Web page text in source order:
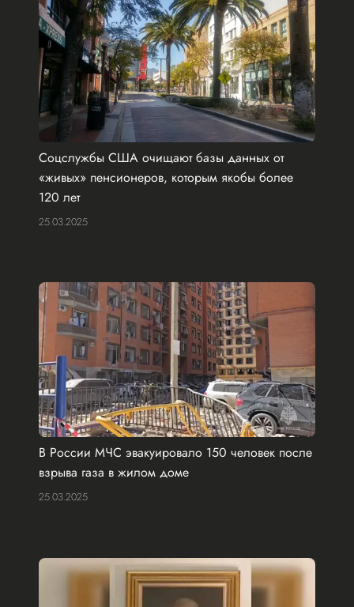
Соцслужбы США очищают базы данных от
«живых» пенсионеров, которым якобы более
120 лет
25.03.2025
В России МЧС эвакуировало 150 человек после
взрыва газа в жилом доме
25.03.2025